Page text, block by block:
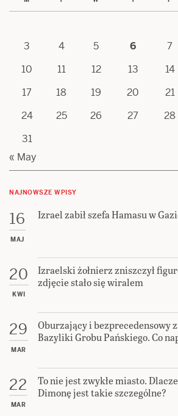
3
4 5 6 7
10
11 12 13 14
17
18 19 20 21
24
25 26 27 28
31
« May
NAJNOWSZE WPISY
16
MAJ
Izrael zabił szefa Hamasu w
20
KWI
Izraelski żołnierz zniszczył
zdjęcie stało się wiralem
29
MAR
Oburzający i bezprecedensowy
Bazyliki Grobu Pańskiego. Co
22
MAR
To nie jest zwykłe miasto.
Dimonę jest takie szczególne?